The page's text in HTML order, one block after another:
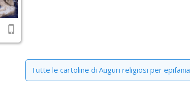
Tutte le cartoline di Auguri religiosi per epifania